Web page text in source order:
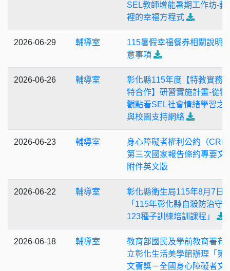
SEL教師增能暑期工作坊-教
裡的幸福方程式
2026-06-29 輔導室
115暑假幸福餐券相關說明
意事項
2026-06-26 輔導室
彰化縣115年度【特教實務
特合作】研習實施計畫-從特
觀點看SEL社會情緒學習之
與校園支持網絡
2026-06-23 輔導室
身心障礙者權利公約（
第三次國家報告條約專要文
附件英文版
2026-06-22 輔導室
彰化縣衛生局115年8月7日
「115年彰化縣自殺防治守
123種子訓練培訓課程」
2026-06-18 輔導室
教育部國民及學前教育署有
立彰化生活美學館辦理「第
文薈獎－全國身心障礙者文